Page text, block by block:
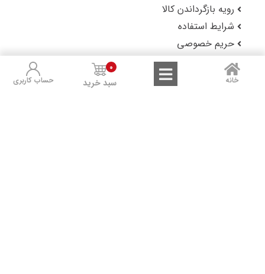
رویه بازگرداندن کالا
شرایط استفاده
حریم خصوصی
گزارش باگ
خانه سبد خرید
0
حساب کاربری